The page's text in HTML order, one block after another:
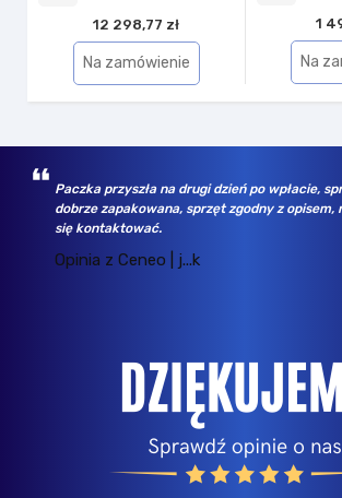
12 298,77 zł
Na zamówienie
1
Na
Paczka przyszła na drugi dzień po wpłacie,
dobrze zapakowana, sprzęt zgodny z opisem,
się kontaktować.
Opinia z Ceneo | j...k